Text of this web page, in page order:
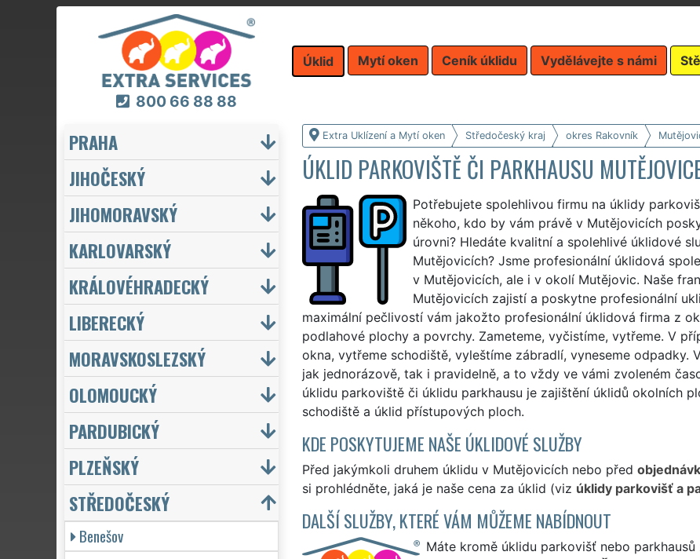
800 66 88 88
Úklid Mytí oken Ceník úklidu Vydělávejte s námi
Extra Uklízení a Mytí oken Středočeský kraj okres Rakovník
ÚKLID PARKOVIŠTĚ ČI PARKHAUSU
Potřebujete spolehlivou firmu na úklidy
někoho, kdo by vám právě v Mutějovicích
úrovni? Hledáte kvalitní a spolehlivé úklidové
Mutějovicích? Jsme profesionální úklidová
v Mutějovicích, ale i v okolí Mutějovic. Naše
Mutějovicích zajistí a poskytne profesionální
maximální pečlivostí vám jakožto profesionální úklidová firma z
podlahové plochy a povrchy. Zameteme, vyčistíme, vytřeme. V
okna, vytřeme schodiště, vyleštíme zábradlí, vyneseme
jak jednorázově, tak i pravidelně, a to vždy ve vámi zvoleném
úklidu parkoviště či úklidu parkhausu je zajištění úklidů okolních
schodiště a úklid přístupových ploch.
KDE POSKYTUJEME NAŠE ÚKLIDOVÉ SLUŽBY
Před jakýmkoli druhem úklidu v Mutějovicích nebo před
si prohlédněte, jaká je naše cena za úklid (viz úklidy parkovišť a
DALŠÍ SLUŽBY, KTERÉ VÁM MŮŽEME NABÍDNOUT
Máte kromě úklidu parkovišť nebo
PRAHA
JIHOČESKÝ
JIHOMORAVSKÝ
KARLOVARSKÝ
KRÁLOVÉHRADECKÝ
LIBERECKÝ
MORAVSKOSLEZSKÝ
OLOMOUCKÝ
PARDUBICKÝ
PLZEŇSKÝ
STŘEDOČESKÝ
Benešov